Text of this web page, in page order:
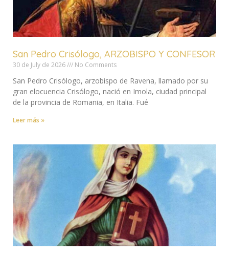
San Pedro Crisólogo, ARZOBISPO Y CONFESOR
30 de July de 2026 No Comments
San Pedro Crisólogo, arzobispo de Ravena, llamado por su
gran elocuencia Crisólogo, nació en Imola, ciudad principal
de la provincia de Romania, en Italia. Fué
Leer más »